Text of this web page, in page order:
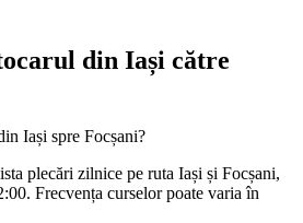
din Iași către
Iași spre Focșani?
plecări zilnice pe ruta Iași și Focșani,
Frecvența curselor poate varia în